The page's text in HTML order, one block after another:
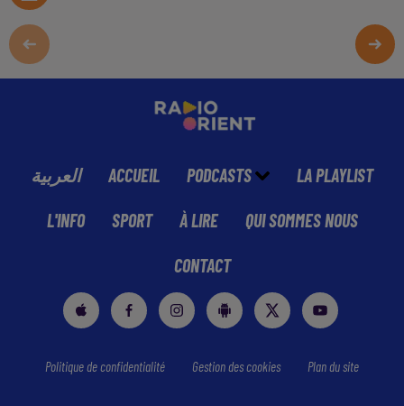
العربية ACCUEIL PODCASTS LA PLAYLIST
L'INFO SPORT À LIRE QUI SOMMES NOUS
CONTACT
Politique de confidentialité Gestion des cookies Plan du site